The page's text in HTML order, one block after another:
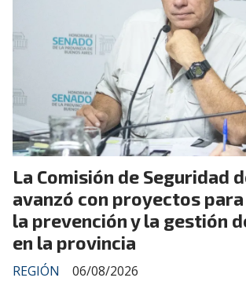
La Comisión de Seguridad
avanzó con proyectos
la prevención y la gestión
en la provincia
REGIÓN
06/08/2026